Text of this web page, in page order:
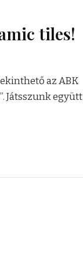
tiles!
az ABK
Játsszunk együtt